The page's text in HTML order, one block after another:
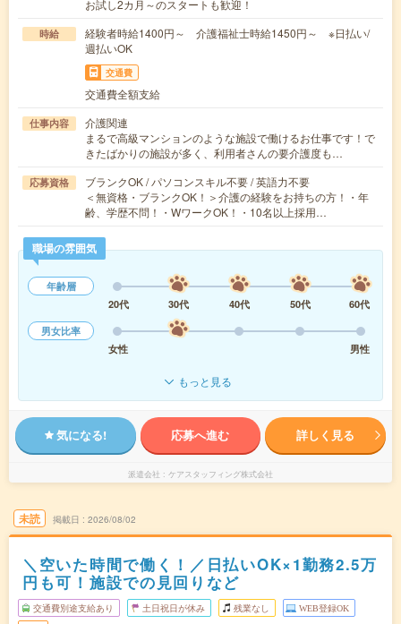
お試し2カ月～のスタートも歓迎！
時給
経験者時給1400円～ 介護福祉士時給1450円～ ※日払い/
週払いOK
交通費
交通費全額支給
仕事内容
介護関連
まるで高級マンションのような施設で働けるお仕事です！で
きたばかりの施設が多く、利用者さんの要介護度も…
応募資格
ブランクOK / パソコンスキル不要 / 英語力不要
＜無資格・ブランクOK！＞介護の経験をお持ちの方！・年
齢、学歴不問！・WワークOK！・10名以上採用…
職場の雰囲気
年齢層
20代
30代 40代 50代
60代
男女比率
女性
男性
もっと見る
気になる! 応募へ進む 詳しく見る
派遣会社 ケアスタッフィング株式会社
未読 掲載日 2026/08/02
＼空いた時間で働く！／日払いOK×1勤務2.5万
円も可！施設での見回りなど
交通費別途支給あり 土日祝日が休み 残業なし WEB登録OK